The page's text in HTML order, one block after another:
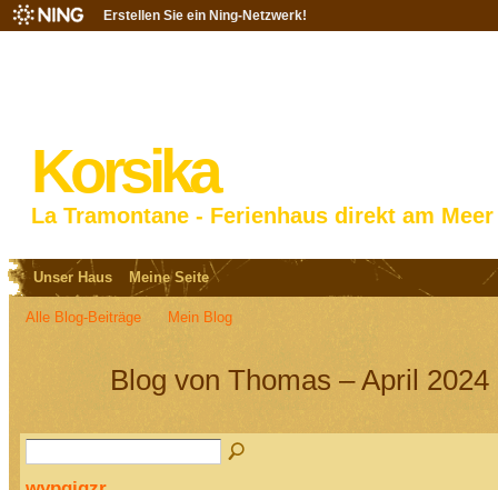
Erstellen Sie ein Ning-Netzwerk!
Korsika
La Tramontane - Ferienhaus direkt am Meer
Unser Haus Meine Seite
Alle Blog-Beiträge Mein Blog
Blog von Thomas – April